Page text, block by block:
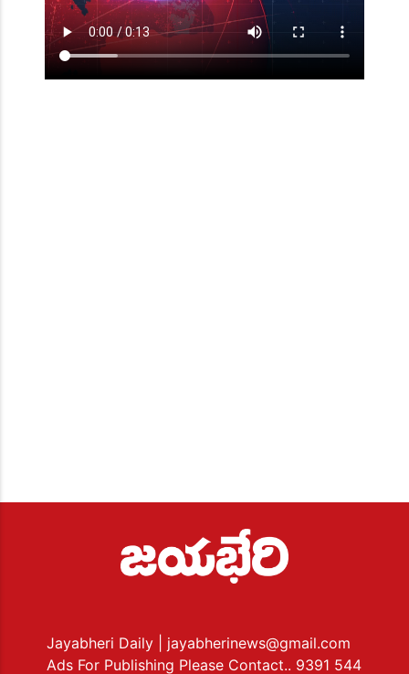
Jayabheri Daily
| jayabherinews@gmail.com
Ads For Publishing Please Contact.. 9391 544